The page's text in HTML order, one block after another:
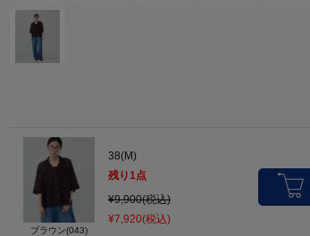
ブラウン(043)
38(M)
残り1点
¥9,900(税込)
¥7,920(税込)